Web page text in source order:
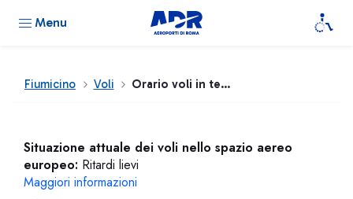
Menu
Fiumicino Voli Orario voli in tempo reale
Situazione attuale dei voli nello spazio aereo
europeo: Ritardi lievi
Maggiori informazioni